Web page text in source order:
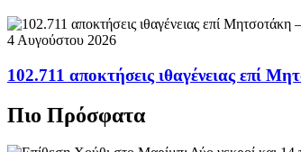
4 Αυγούστου 2026
102.711 αποκτήσεις ιθαγένειας επί
Πιο Πρόσφατα